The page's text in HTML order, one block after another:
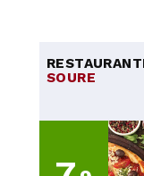
SOURE